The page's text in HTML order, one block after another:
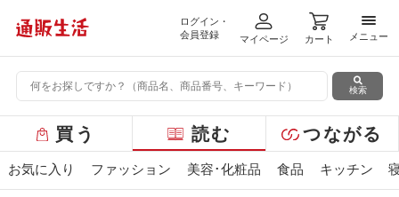
ログイン・
会員登録
マイページ カート
メニ
メニュー
検索
ー
バ
買う 読む つながる
お気に入り ファッション 美容･化粧品 食品 キッチン